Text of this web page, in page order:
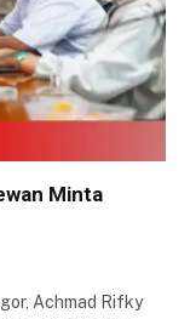
Minta
Achmad Rifky